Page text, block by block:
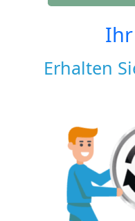
Erhalten